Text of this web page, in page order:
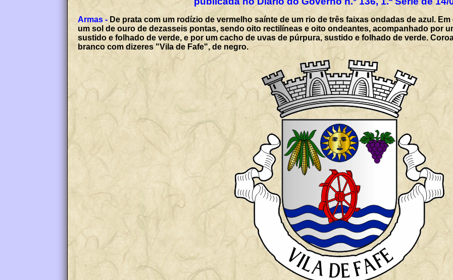
Armas - De prata com um rodízio de vermelho saínte de um rio de três faixas ondadas de azul.
um sol de ouro de dezasseis pontas, sendo oito rectilíneas e oito ondeantes, acompanhado por
sustido e folhado de verde, e por um cacho de uvas de púrpura, sustido e folhado de verde.
branco com dizeres "Vila de Fafe", de negro.